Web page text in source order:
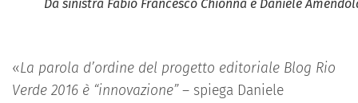
Da sinistra Fabio Francesco Chionna e Daniele
«La parola d’ordine del progetto editoriale Blog Rio
Verde 2016 è “innovazione”– spiega Daniele